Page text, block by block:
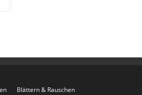
Blättern & Rauschen